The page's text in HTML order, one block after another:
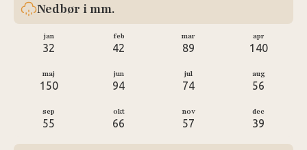
Nedbør i mm.
jan
32
feb
42
mar
89
apr
140
maj
150
jun
94
jul
74
aug
56
sep
55
okt
66
nov
57
dec
39